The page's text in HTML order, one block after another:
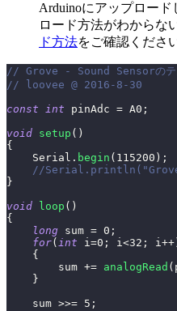
Arduinoにアップロー
ロード方法がわからな
ド方法をご確認くださ
// Grove - Sound Sensorのテ
// loovee @ 2016-8-30
const int pinAdc = A0 ;
void setup ( )
{
    Serial
. begin ( 115200 ) ;
//
}
void
loop ( )
{
long sum = 0 ;
for( int i=0 ; i<32 ; i++
{
        sum
+= analogRead (
}
    sum
>>= 5 ;